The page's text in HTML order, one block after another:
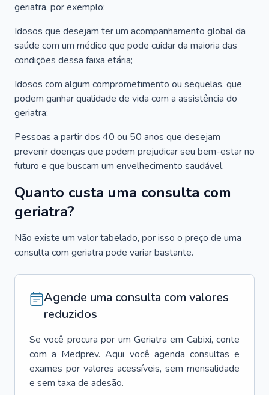
geriatra, por exemplo:
Idosos que desejam ter um acompanhamento global da
saúde com um médico que pode cuidar da maioria das
condições dessa faixa etária;
Idosos com algum comprometimento ou sequelas, que
podem ganhar qualidade de vida com a assistência do
geriatra;
Pessoas a partir dos 40 ou 50 anos que desejam
prevenir doenças que podem prejudicar seu bem-estar no
futuro e que buscam um envelhecimento saudável.
Quanto custa uma consulta com
geriatra?
Não existe um valor tabelado, por isso o preço de uma
consulta com geriatra pode variar bastante.
Agende uma consulta com valores
reduzidos
Se você procura por um Geriatra em Cabixi, conte
com a Medprev. Aqui você agenda consultas e
exames por valores acessíveis, sem mensalidade
e sem taxa de adesão.